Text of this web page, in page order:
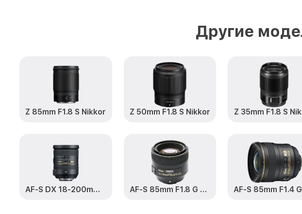
Другие
Z 85mm F1.8 S Nikkor Z 50mm F1.8 S Nikkor Z 35mm F1.8 S
AF-S DX 18-200mm F3.5-5.6 G VR II ED Zoom-Nikkor AF-S 85mm F1.8 G Nikkor